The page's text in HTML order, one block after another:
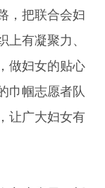
，把联合会妇
上有凝聚力、
做妇女的贴心
巾帼志愿者队
让广大妇女有